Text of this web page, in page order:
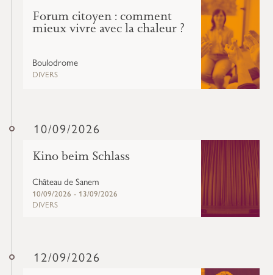
Forum citoyen : comment
mieux vivre avec la chaleur ?
Boulodrome
DIVERS
10/09/2026
Kino beim Schlass
Château de Sanem
10/09/2026 - 13/09/2026
DIVERS
12/09/2026